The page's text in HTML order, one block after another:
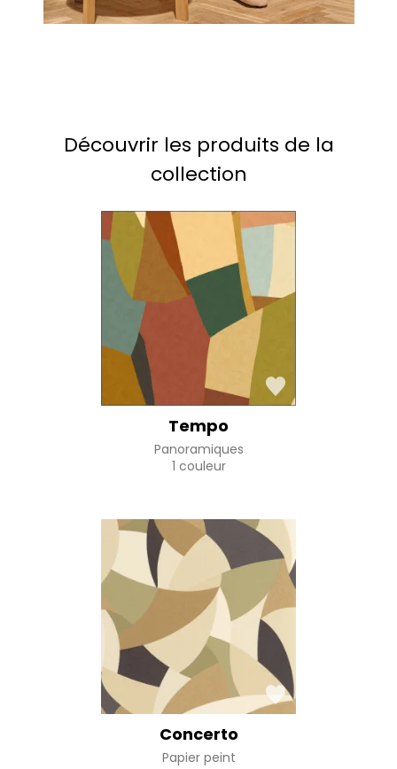
Découvrir les produits de la
collection
Tempo
Panoramiques
1 couleur
Concerto
Papier peint